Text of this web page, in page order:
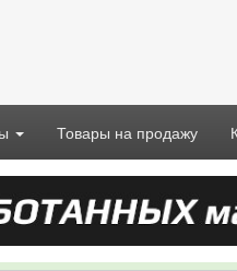
Товары на продажу